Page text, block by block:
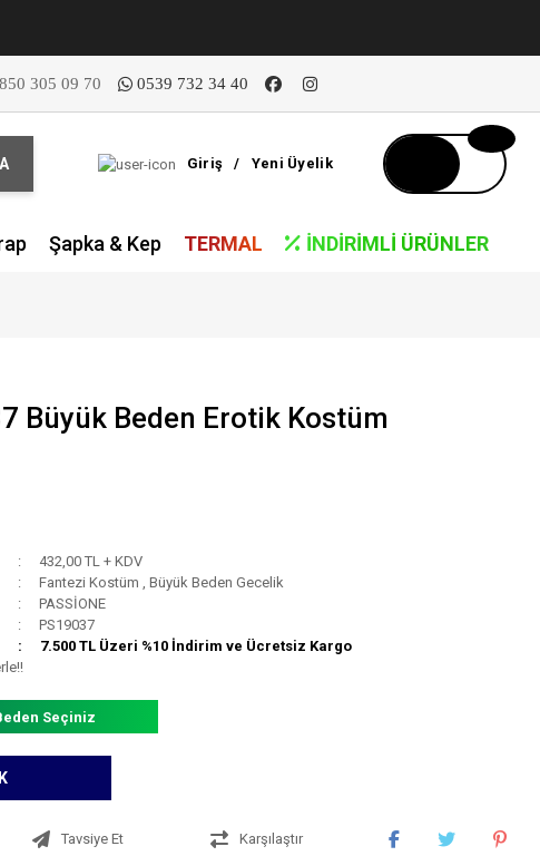
305 09 70 0539 732 34 40
Giriş / Yeni Üyelik
Şapka & Kep TERMAL İNDIRIMLI ÜRÜNLER
Büyük Beden Erotik Kostüm
432,00 TL + KDV
Fantezi Kostüm ,Büyük Beden Gecelik
PASSİONE
PS19037
7.500 TL Üzeri %10 İndirim ve Ücretsiz Kargo
Seçiniz
Tavsiye Et Karşılaştır